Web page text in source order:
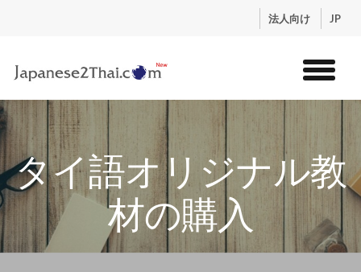
法人向け JP
トップ
サービス
コンテンツ
講師紹介
料金
お申込流れ
タイ語オリジナル教
材の購入